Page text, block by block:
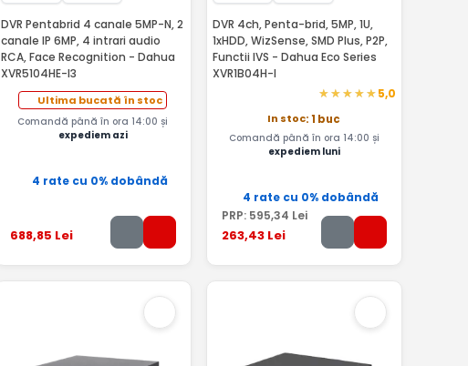
DVR Pentabrid 4 canale 5MP-N, 2
canale IP 6MP, 4 intrari audio
RCA, Face Recognition - Dahua
XVR5104HE-I3
Ultima bucată în stoc
Comandă până în ora 14:00 și
expediem azi
4 rate cu 0% dobândă
688,85 Lei
DVR 4ch, Penta-brid, 5MP, 1U,
1xHDD, WizSense, SMD Plus, P2P,
Functii IVS - Dahua Eco Series
XVR1B04H-I
5,0
In stoc: 1 buc
Comandă până în ora 14:00 și
expediem luni
4 rate cu 0% dobândă
PRP: 595,34 Lei
263,43Lei